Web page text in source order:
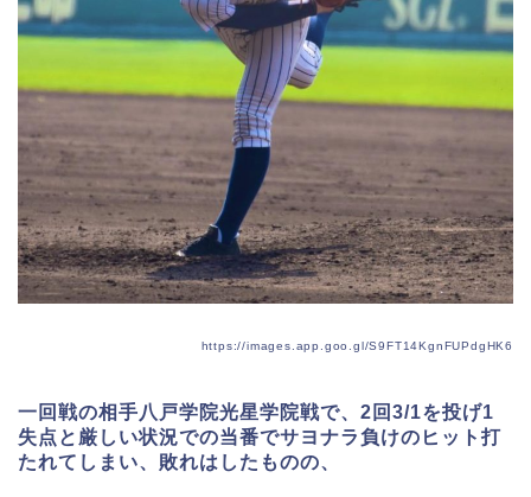
https://images.app.goo.gl/S9FT14KgnFUPdgHK6
一回戦の相手八戸学院光星学院戦で、 2 回 3/1を投げ1
失点と厳しい状況での当番でサヨナラ負けのヒット打
たれてしまい、敗れはしたものの、